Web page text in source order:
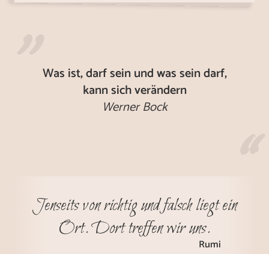
Was ist, darf sein und was sein darf,
kann sich verändern
Werner Bock
Jenseits von richtig und falsch liegt ein
Ort. Dort treffen wir uns.
Rumi